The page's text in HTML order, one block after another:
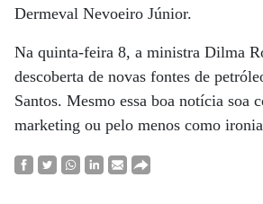
Dermeval Nevoeiro Júnior.
Na quinta-feira 8, a ministra Dilma
descoberta de novas fontes de
Santos. Mesmo essa boa notícia soa
marketing ou pelo menos como